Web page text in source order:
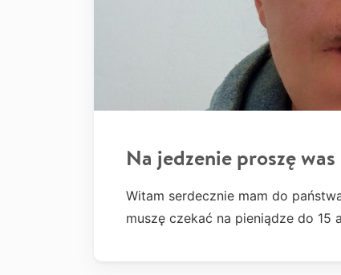
Na jedzenie proszę was
Witam serdecznie mam do
muszę czekać na pieniądze do 15